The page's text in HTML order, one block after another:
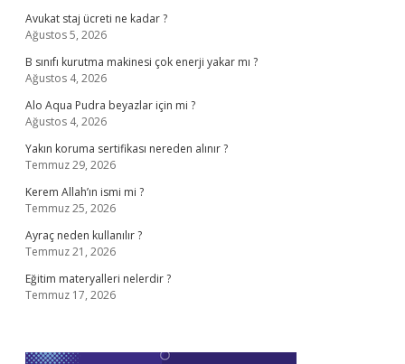
Avukat staj ücreti ne kadar ?
Ağustos 5, 2026
B sınıfı kurutma makinesi çok enerji yakar mı ?
Ağustos 4, 2026
Alo Aqua Pudra beyazlar için mi ?
Ağustos 4, 2026
Yakın koruma sertifikası nereden alınır ?
Temmuz 29, 2026
Kerem Allah’ın ismi mi ?
Temmuz 25, 2026
Ayraç neden kullanılır ?
Temmuz 21, 2026
Eğitim materyalleri nelerdir ?
Temmuz 17, 2026